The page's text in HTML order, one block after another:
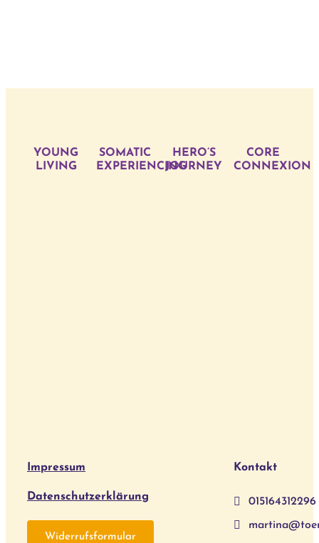
YOUNG
LIVING
SOMATIC
EXPERIENCING
HERO’S
JOURNEY
CORE
CONNEXION
Impressum
Datenschutzerklärung
Widerrufsformular
Kontakt
015164312296